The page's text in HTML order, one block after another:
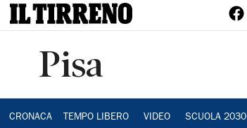
Pisa
CRONACA TEMPO LIBERO VIDEO SCUOLA 2030